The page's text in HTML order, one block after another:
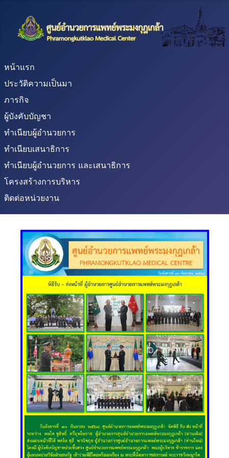
หน้าแรก
ประวัติความเป็นมา
ภารกิจ
ผู้บังคับบัญชา
ทำเนียบผู้อำนวยการ
ทำเนียบเสนาธิการ
ทำเนียบผู้อำนวยการ และเสนาธิการ
โครงสร้างการบริหาร
ติดต่อหน่วยงาน